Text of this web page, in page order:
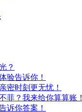
？
验告诉你！
密时刻更无忧！
菲？我来给你算算账！
诉你答案！